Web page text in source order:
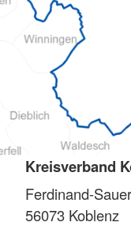
Kreisverband
Ferdinand-
56073 Koblenz